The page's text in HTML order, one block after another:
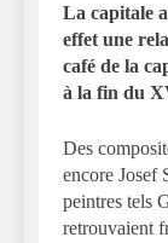
La capitale
effet une
café de la
à la fin du
Des
encore Josef
peintres tels
retrouvaient